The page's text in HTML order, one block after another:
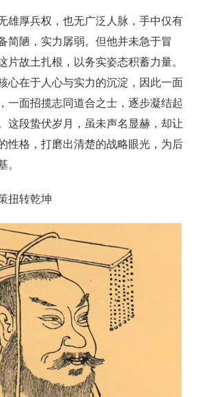
雄厚兵权，也无广泛人脉，手中仅有
简陋，实力孱弱。但他并未急于冒
片故土扎根，以务实姿态积蓄力量。
心在于人心与实力的沉淀，因此一面
一面招揽志同道合之士，逐步凝结起
这段蛰伏岁月，虽未声名显赫，却让
性格，打磨出清楚的战略眼光，为后
。
扭转乾坤